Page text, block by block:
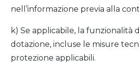
nell’informazione previa alla
k) Se applicabile, la funzionalità
dotazione, incluse le misure
protezione applicabili.